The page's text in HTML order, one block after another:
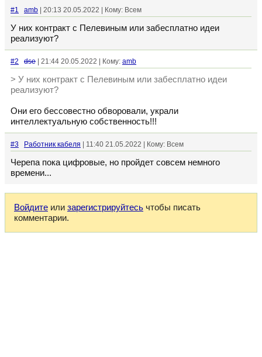
#1 amb | 20:13 20.05.2022 | Кому: Всем
У них контракт с Пелевиным или забесплатно идеи
реализуют?
#2 dse | 21:44 20.05.2022 | Кому: amb
> У них контракт с Пелевиным или забесплатно идеи
реализуют?
Они его бессовестно обворовали, украли
интеллектуальную собственность!!!
#3 Работник кабеля | 11:40 21.05.2022 | Кому: Всем
Черепа пока цифровые, но пройдет совсем немного
времени...
Войдите или зарегистрируйтесь чтобы писать
комментарии.